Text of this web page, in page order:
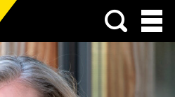
Menu